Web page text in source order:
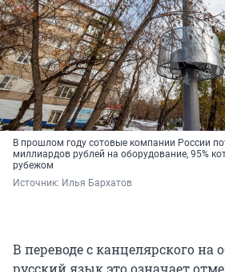
В прошлом году сотовые компании России
миллиардов рублей на оборудование, 95%
рубежом
Источник: Илья Бархатов
В переводе с канцелярского